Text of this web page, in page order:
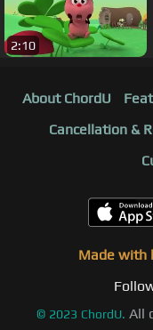
2:10
About ChordU
Cancellation &
Made with
© 2023 ChordU. All